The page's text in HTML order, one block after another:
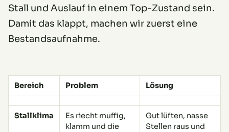
Stall und Auslauf in einem Top-Zustand sein.
Damit das klappt, machen wir zuerst eine
Bestandsaufnahme.
Bereich Problem Lösung
Stallklima
Es riecht muffig,
klamm und die
Gut lüften, nasse
Stellen raus und